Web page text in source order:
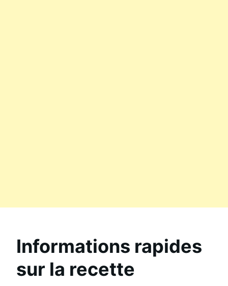
Informations rapides
sur la recette